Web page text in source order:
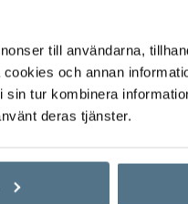
till användarna,
och annan
tur kombinera
deras tjänster.
– så fungerar det